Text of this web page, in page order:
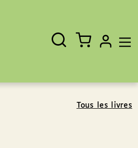
Tous les livres